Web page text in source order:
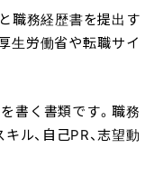
職務経歴書を提出す
生労働省や転職サイ
書く書類です。職務
ル、自己PR、志望動